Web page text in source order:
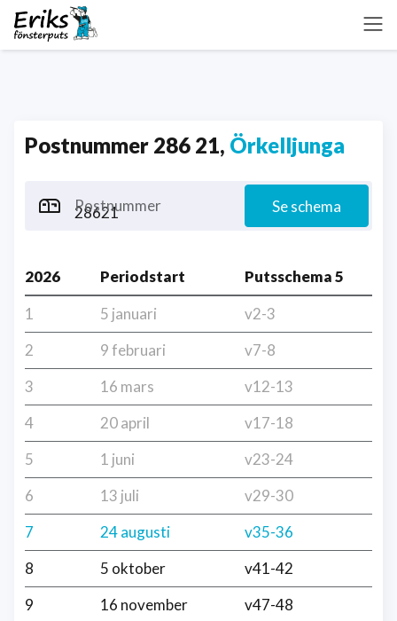
Postnummer 286 21, Örkelljunga
Postnummer Se schema
2026 Periodstart
Putsschema 5
1
5 januari
v2-3
2
9 februari
v7-8
3
16 mars
v12-13
4
20 april
v17-18
5
1 juni
v23-24
6
13 juli
v29-30
7
24 augusti
v35-36
8
5 oktober
v41-42
9
16 november v47-48